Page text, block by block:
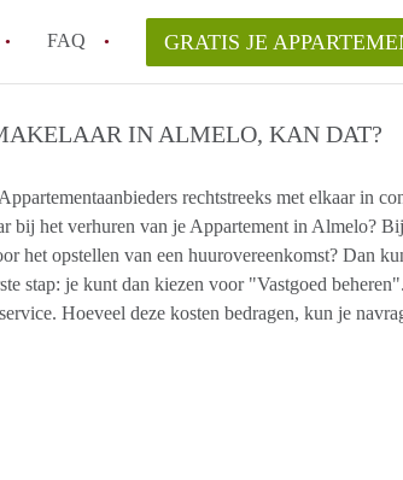
FAQ
op een Appartement in Almelo?
te vinden!
van AppartementAlmelo?
GRATIS JE
IN ALMELO, KAN DAT?
rechtstreeks met elkaar in
bij het verhuren van je Appartement in Almelo?
het opstellen van een huurovereenkomst? Dan
stap: je kunt dan kiezen voor "Vastgoed beheren".
Hoeveel deze kosten bedragen, kun je